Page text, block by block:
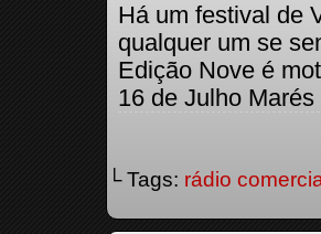
Há um festival de
qualquer um se
Edição Nove é
16 de Julho
└ Tags: rádio